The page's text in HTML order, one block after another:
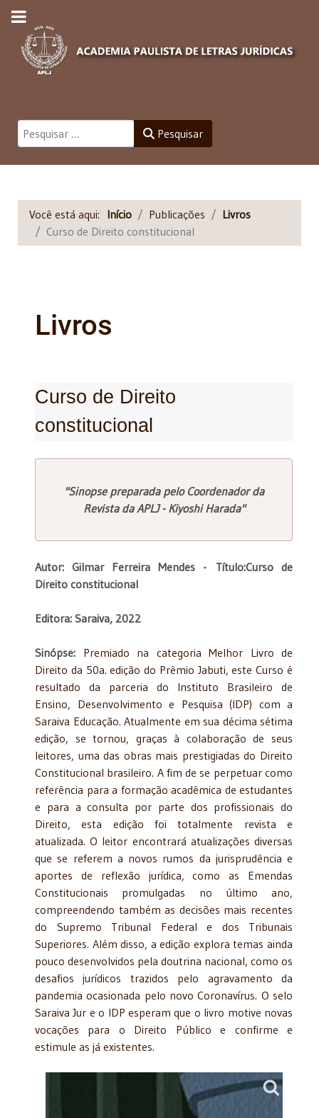
Pesquisar Pesquisar
Você está aqui: Início Publicações
Livros
Curso de Direito constitucional
Livros
Curso de Direito
constitucional
"Sinopse preparada pelo Coordenador da
Revista da APLJ - Kiyoshi Harada"
Autor: Gilmar Ferreira Mendes - Título:Curso de
Direito constitucional
Editora: Saraiva, 2022
Sinópse: Premiado na categoria Melhor Livro de
Direito da 50a. edição do Prêmio Jabuti, este Curso é
resultado da parceria do Instituto Brasileiro de
Ensino, Desenvolvimento e Pesquisa (IDP) com a
Saraiva Educação. Atualmente em sua décima sétima
edição, se tornou, graças à colaboração de seus
leitores, uma das obras mais prestigiadas do Direito
Constitucional brasileiro. A fim de se perpetuar como
referência para a formação acadêmica de estudantes
e para a consulta por parte dos profissionais do
Direito, esta edição foi totalmente revista e
atualizada. O leitor encontrará atualizações diversas
que se referem a novos rumos da jurisprudência e
aportes de reflexão jurídica, como as Emendas
Constitucionais promulgadas no último ano,
compreendendo também as decisões mais recentes
do Supremo Tribunal Federal e dos Tribunais
Superiores. Além disso, a edição explora temas ainda
pouco desenvolvidos pela doutrina nacional, como os
desafios jurídicos trazidos pelo agravamento da
pandemia ocasionada pelo novo Coronavírus. O selo
Saraiva Jur e o IDP esperam que o livro motive novas
vocações para o Direito Público e confirme e
estimule as já existentes.